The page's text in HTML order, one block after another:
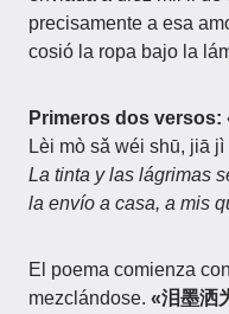
precisamente a esa
cosió la ropa bajo la
Primeros dos versos:
Lèi mò sǎ wéi shū, jiā
La tinta y las lágrimas
la envío a casa, a mis
El poema comienza
mezclándose. «泪墨洒